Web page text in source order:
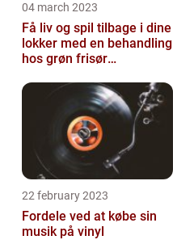
04 march 2023
Få liv og spil tilbage i dine
lokker med en behandling
hos grøn frisør
22 february 2023
Fordele ved at købe sin
musik på vinyl